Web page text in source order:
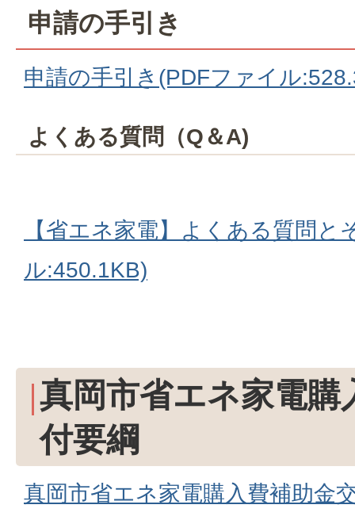
申請の手引き
申請の手引き(PDFファイル
よくある質問（Q＆A)
【省エネ家電】よくある質問と
ル:450.1KB)
真岡市省エネ家電購
付要綱
真岡市省エネ家電購入費補助金